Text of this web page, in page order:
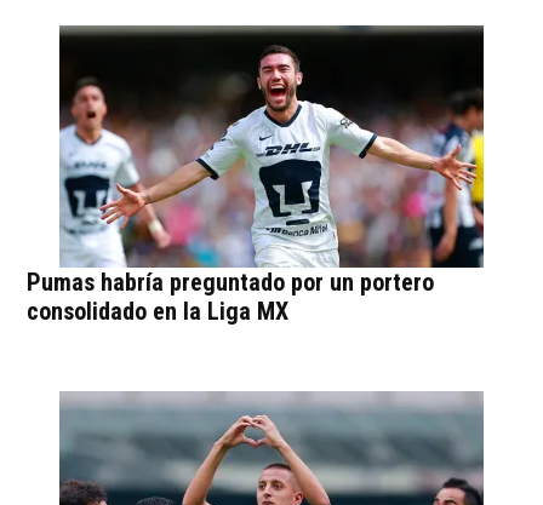
Pumas habría preguntado por un portero
consolidado en la Liga MX